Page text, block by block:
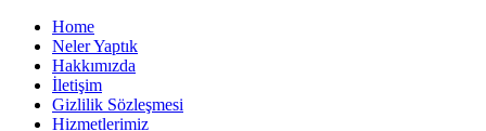
Home
Neler Yaptık
Hakkımızda
İletişim
Gizlilik Sözleşmesi
Hizmetlerimiz